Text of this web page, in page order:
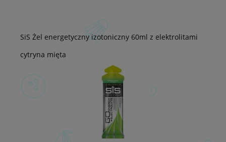
SiS Żel energetyczny izotoniczny 60ml z elektrolitami
cytryna mięta